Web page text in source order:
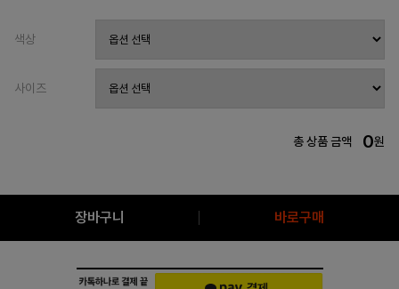
색상
사이즈
총 상품 금액 0원
장바구니 바로구매